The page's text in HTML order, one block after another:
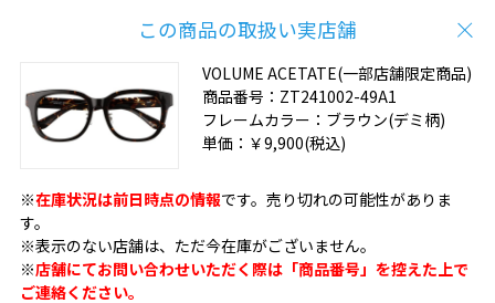
この商品の取扱い実店舗
VOLUME ACETATE(一部店舗限定商品)
商品番号： ZT241002-49A1
フレームカラー： ブラウン(デミ柄)
単価： ￥9,900(税込)
※在庫状況は前日時点の情報です。売り切れの可能性がありま
す。
※表示のない店舗は、ただ今在庫がございません。
※店舗にてお問い合わせいただく際は「商品番号」を控えた上で
ご連絡ください。